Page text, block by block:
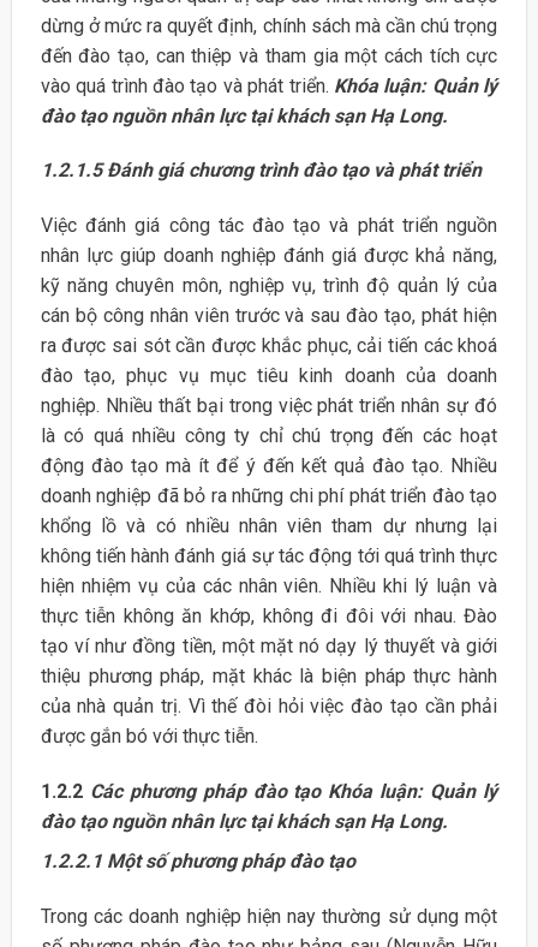
dừng ở mức ra quyết định, chính sách mà cần chú trọng
đến đào tạo, can thiệp và tham gia một cách tích cực
vào quá trình đào tạo và phát triển. Khóa luận: Quản lý
đào tạo nguồn nhân lực tại khách sạn Hạ Long.
1.2.1.5 Đánh giá chương trình đào tạo và phát triển
Việc đánh giá công tác đào tạo và phát triển nguồn
nhân lực giúp doanh nghiệp đánh giá được khả năng,
kỹ năng chuyên môn, nghiệp vụ, trình độ quản lý của
cán bộ công nhân viên trước và sau đào tạo, phát hiện
ra được sai sót cần được khắc phục, cải tiến các khoá
đào tạo, phục vụ mục tiêu kinh doanh của doanh
nghiệp. Nhiều thất bại trong việc phát triển nhân sự đó
là có quá nhiều công ty chỉ chú trọng đến các hoạt
động đào tạo mà ít để ý đến kết quả đào tạo. Nhiều
doanh nghiệp đã bỏ ra những chi phí phát triển đào tạo
khổng lồ và có nhiều nhân viên tham dự nhưng lại
không tiến hành đánh giá sự tác động tới quá trình thực
hiện nhiệm vụ của các nhân viên. Nhiều khi lý luận và
thực tiễn không ăn khớp, không đi đôi với nhau. Đào
tạo ví như đồng tiền, một mặt nó dạy lý thuyết và giới
thiệu phương pháp, mặt khác là biện pháp thực hành
của nhà quản trị. Vì thế đòi hỏi việc đào tạo cần phải
được gắn bó với thực tiễn.
1.2.2 Các phương pháp đào tạo Khóa luận: Quản lý
đào tạo nguồn nhân lực tại khách sạn Hạ Long.
1.2.2.1 Một số phương pháp đào tạo
Trong các doanh nghiệp hiện nay thường sử dụng một